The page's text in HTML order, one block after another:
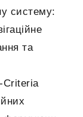
систему:
та
Criteria